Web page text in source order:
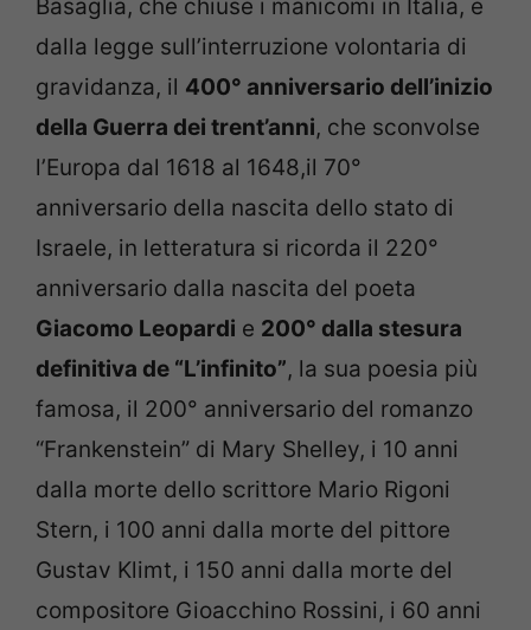
Basaglia, che chiuse i manicomi in Italia, e
dalla legge sull’interruzione volontaria di
gravidanza, il 400° anniversario dell’inizio
della Guerra dei trent’anni, che sconvolse
l’Europa dal 1618 al 1648,il 70°
anniversario della nascita dello stato di
Israele, in letteratura si ricorda il 220°
anniversario dalla nascita del poeta
Giacomo Leopardi e 200° dalla stesura
definitiva de “L’infinito”, la sua poesia più
famosa, il 200° anniversario del romanzo
“Frankenstein” di Mary Shelley, i 10 anni
dalla morte dello scrittore Mario Rigoni
Stern, i 100 anni dalla morte del pittore
Gustav Klimt, i 150 anni dalla morte del
compositore Gioacchino Rossini, i 60 anni